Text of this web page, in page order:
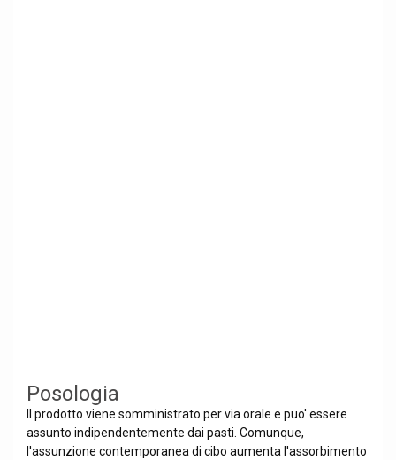
Posologia
Il prodotto viene somministrato per via orale e puo' essere
assunto indipendentemente dai pasti. Comunque,
l'assunzione contemporanea di cibo aumenta l'assorbimento